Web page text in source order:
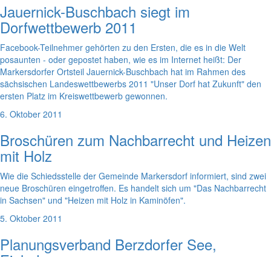
Jauernick-Buschbach siegt im
Dorfwettbewerb 2011
Facebook-Teilnehmer gehörten zu den Ersten, die es in die Welt
posaunten - oder gepostet haben, wie es im Internet heißt: Der
Markersdorfer Ortsteil Jauernick-Buschbach hat im Rahmen des
sächsischen Landeswettbewerbs 2011 "Unser Dorf hat Zukunft" den
ersten Platz im Kreiswettbewerb gewonnen.
6. Oktober 2011
Broschüren zum Nachbarrecht und Heizen
mit Holz
Wie die Schiedsstelle der Gemeinde Markersdorf informiert, sind zwei
neue Broschüren eingetroffen. Es handelt sich um "Das Nachbarrecht
in Sachsen" und "Heizen mit Holz in Kaminöfen".
5. Oktober 2011
Planungsverband Berzdorfer See,